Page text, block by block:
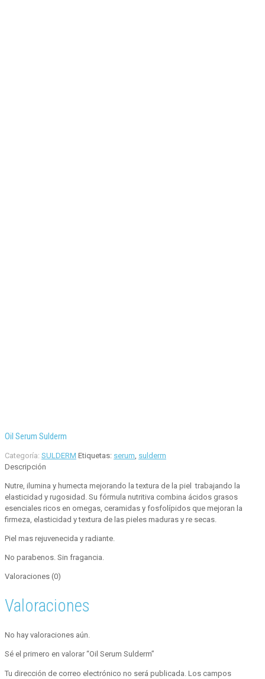
Oil Serum Sulderm
Categoría: SULDERM Etiquetas: serum, sulderm
Descripción
Nutre, ilumina y humecta mejorando la textura de la piel trabajando la
elasticidad y rugosidad. Su fórmula nutritiva combina ácidos grasos
esenciales ricos en omegas, ceramidas y fosfolípidos que mejoran la
firmeza, elasticidad y textura de las pieles maduras y re secas.
Piel mas rejuvenecida y radiante.
No parabenos. Sin fragancia.
Valoraciones (0)
Valoraciones
No hay valoraciones aún.
Sé el primero en valorar “Oil Serum Sulderm”
Tu dirección de correo electrónico no será publicada. Los campos